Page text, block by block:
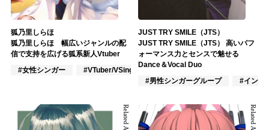
狐乃里しらほ
狐乃里しらほ 幅広いジャンルの配
信で支持を広げる狐系新人Vtuber
#女性シンガー
#VTuber/VSinger #VOCALOID
JUST TRY SMILE（JTS）
JUST TRY SMILE（JTS） 高いパフ
ォーマンス力とセンスで魅せる
Dance＆Vocal Duo
#男性シンガーグループ
#インデ